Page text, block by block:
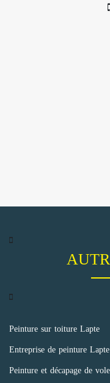
Peinture sur toiture Lapte
Entreprise de peinture Lapte
Peinture et décapage de